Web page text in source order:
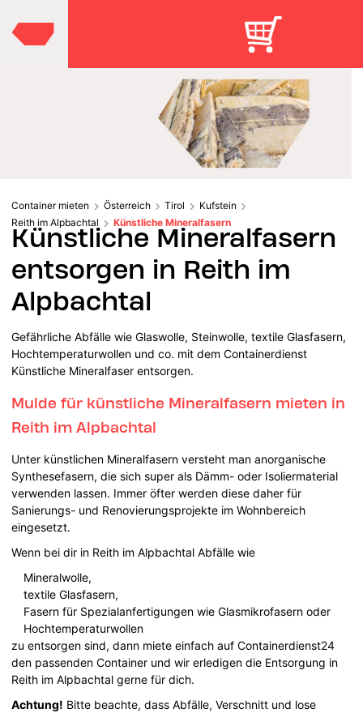
Container mieten Österreich Tirol
Kufstein
Reith im Alpbachtal
Künstliche Mineralfasern
Künstliche Mineralfasern
entsorgen in Reith im
Alpbachtal
Gefährliche Abfälle wie Glaswolle, Steinwolle, textile Glasfasern,
Hochtemperaturwollen und co. mit dem Containerdienst
Künstliche Mineralfaser entsorgen.
Mulde für künstliche Mineralfasern mieten in
Reith im Alpbachtal
Unter künstlichen Mineralfasern versteht man anorganische
Synthesefasern, die sich super als Dämm- oder Isoliermaterial
verwenden lassen. Immer öfter werden diese daher für
Sanierungs- und Renovierungsprojekte im Wohnbereich
eingesetzt.
Wenn bei dir in Reith im Alpbachtal Abfälle wie
Mineralwolle,
textile Glasfasern,
Fasern für Spezialanfertigungen wie Glasmikrofasern oder
Hochtemperaturwollen
zu entsorgen sind, dann miete einfach auf Containerdienst24
den passenden Container und wir erledigen die Entsorgung in
Reith im Alpbachtal gerne für dich.
Achtung! Bitte beachte, dass Abfälle, Verschnitt und lose